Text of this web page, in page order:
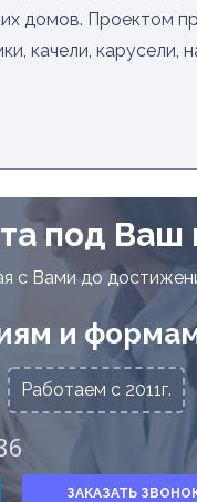
домов. Проектом
качели, карусели,
под Ваш
с Вами до
и
Работаем с 2011г.
ЗАКАЗАТЬ